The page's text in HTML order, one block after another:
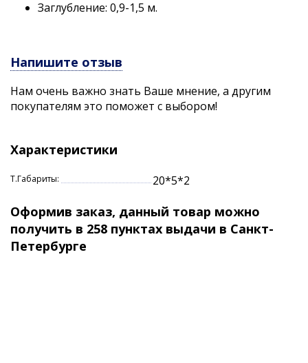
Заглубление: 0,9-1,5 м.
Напишите отзыв
Нам очень важно знать Ваше мнение, а другим
покупателям это поможет с выбором!
Характеристики
Т.Габариты: 20*5*2
Оформив заказ, данный товар можно
получить в 258 пунктах выдачи в Санкт-
Петербурге